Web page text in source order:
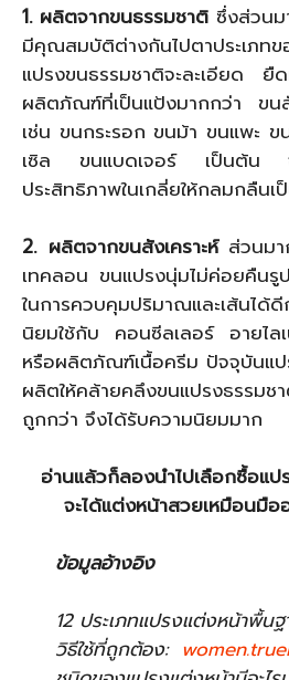
1. ผลิตจากขนธรรมชาติ ซึ่งส่วน
มีคุณสมบัติต่างกันไปตาประเภท
แปรงขนธรรมชาติจะละเอียด ยื
ผลิตภัณฑ์ที่เป็นแป้งมากกว่า ขน
เช่น ขนกระรอก ขนม้า ขนแพะ
เซิล ขนแบดเจอร์ เป็นต้น
ประสิทธิภาพในเกลี่ยให้กลมกลืน
2. ผลิตจากขนสังเคราะห์ส่วนมา
เทคลอน ขนแปรงนุ่มไม่ค่อยคืนรู
ในการควบคุมปริมาณและเส้นได้
นิยมใช้กับ คอนซีลเลอร์ อายไ
หรือผลิตภัณฑ์เนื้อครีม ปัจจุบันแป
ผลิตให้คล้ายคลึงขนแปรงธรรมช
ถูกกว่า จึงได้รับความนิยมมาก
อ่านแล้วก็ลองนำไปเลือกซื้อแ
จะได้แต่งหน้าสวยเหมือนมื
ข้อมูลอ้างอิง
12 ประเภทแปรงแต่งหน้าพื้น
วิธีใช้ที่ถูกต้อง: